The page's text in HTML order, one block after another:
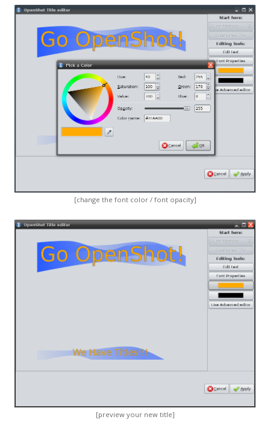
[change the font color / font opacity]
[preview your new title]